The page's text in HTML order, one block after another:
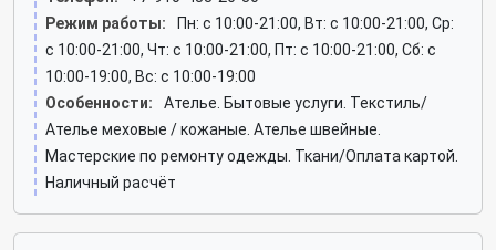
Режим работы:
Пн: c 10:00-21:00, Вт: c 10:00-21:00, Ср:
c 10:00-21:00, Чт: c 10:00-21:00, Пт: c 10:00-21:00, Сб: c
10:00-19:00, Вс: c 10:00-19:00
Особенности:
Ателье. Бытовые услуги. Текстиль/
Ателье меховые / кожаные. Ателье швейные.
Мастерские по ремонту одежды. Ткани/Оплата картой.
Наличный расчёт